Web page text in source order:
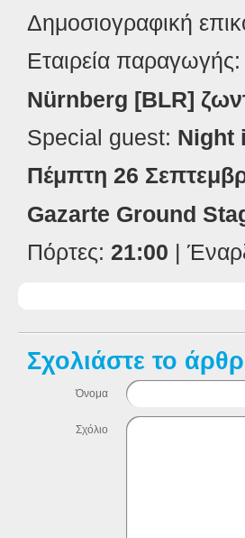
Δημοσιογραφική
Εταιρεία παραγωγής:
Nürnberg [BLR]
Special guest: Night
Πέμπτη 26
Gazarte Ground
Πόρτες: 21:00 |
Σχολιάστε το
Όνομα
Σχόλιο